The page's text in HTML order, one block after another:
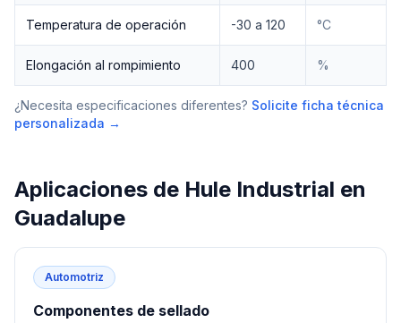
Temperatura de operación -30 a 120 °C
Elongación al rompimiento 400 %
¿Necesita especificaciones diferentes? Solicite ficha técnica
personalizada →
Aplicaciones de Hule Industrial en
Guadalupe
Automotriz
Componentes de sellado